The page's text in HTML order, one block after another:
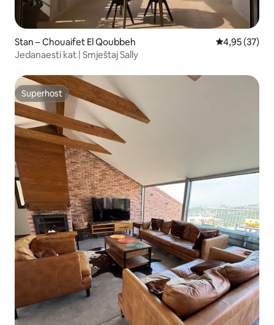
Stan – Chouaifet El Qoubbeh Prosječna
4,95 (37)
Jedanaesti kat | Smještaj Sally
Superhost
Superhost